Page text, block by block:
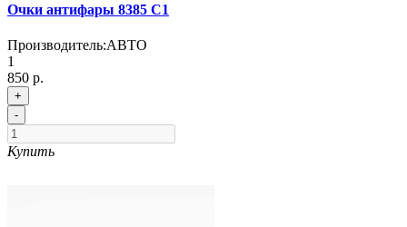
Очки антифары 8385 C1
Производитель:АВТО
1
850 р.
+
-
Купить